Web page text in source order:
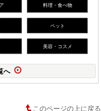
料理・食べ物
ペット
美容・コスメ
へ
このページの上に戻る